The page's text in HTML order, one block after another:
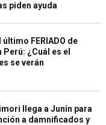
piden ayuda
último FERIADO de
¿Cuál es el
se verán
llega a Junín para
a damnificados y